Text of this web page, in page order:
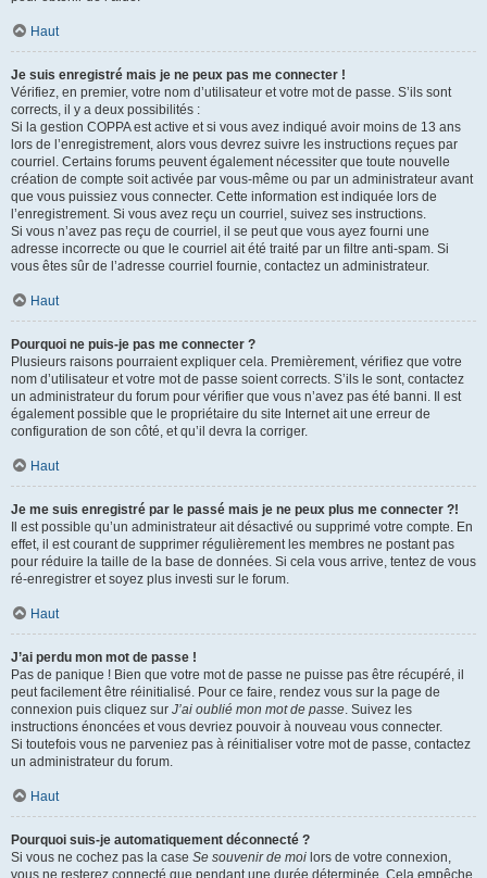
Haut
Je suis enregistré mais je ne peux pas me connecter !
Vérifiez, en premier, votre nom d’utilisateur et votre mot de passe. S’ils sont
corrects, il y a deux possibilités :
Si la gestion COPPA est active et si vous avez indiqué avoir moins de 13 ans
lors de l’enregistrement, alors vous devrez suivre les instructions reçues par
courriel. Certains forums peuvent également nécessiter que toute nouvelle
création de compte soit activée par vous-même ou par un administrateur avant
que vous puissiez vous connecter. Cette information est indiquée lors de
l’enregistrement. Si vous avez reçu un courriel, suivez ses instructions.
Si vous n’avez pas reçu de courriel, il se peut que vous ayez fourni une
adresse incorrecte ou que le courriel ait été traité par un filtre anti-spam. Si
vous êtes sûr de l’adresse courriel fournie, contactez un administrateur.
Haut
Pourquoi ne puis-je pas me connecter ?
Plusieurs raisons pourraient expliquer cela. Premièrement, vérifiez que votre
nom d’utilisateur et votre mot de passe soient corrects. S’ils le sont, contactez
un administrateur du forum pour vérifier que vous n’avez pas été banni. Il est
également possible que le propriétaire du site Internet ait une erreur de
configuration de son côté, et qu’il devra la corriger.
Haut
Je me suis enregistré par le passé mais je ne peux plus me connecter ?!
Il est possible qu’un administrateur ait désactivé ou supprimé votre compte. En
effet, il est courant de supprimer régulièrement les membres ne postant pas
pour réduire la taille de la base de données. Si cela vous arrive, tentez de vous
ré-enregistrer et soyez plus investi sur le forum.
Haut
J’ai perdu mon mot de passe !
Pas de panique ! Bien que votre mot de passe ne puisse pas être récupéré, il
peut facilement être réinitialisé. Pour ce faire, rendez vous sur la page de
connexion puis cliquez sur J’ai oublié mon mot de passe. Suivez les
instructions énoncées et vous devriez pouvoir à nouveau vous connecter.
Si toutefois vous ne parveniez pas à réinitialiser votre mot de passe, contactez
un administrateur du forum.
Haut
Pourquoi suis-je automatiquement déconnecté ?
Si vous ne cochez pas la case Se souvenir de moi lors de votre connexion,
vous ne resterez connecté que pendant une durée déterminée. Cela empêche